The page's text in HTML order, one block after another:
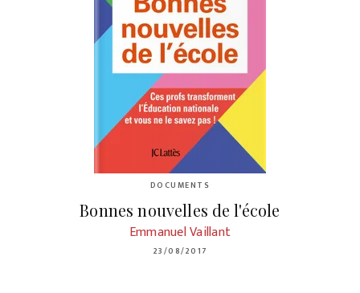
DOCUMENTS
Bonnes nouvelles de l'école
Emmanuel Vaillant
23/08/2017